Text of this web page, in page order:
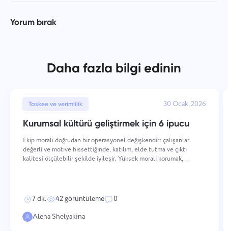
Yorum bırak
Daha fazla bilgi edinin
Taskee ve verimlilik 30 Ocak, 2026
Kurumsal kültürü geliştirmek için 6 ipucu
Ekip morali doğrudan bir operasyonel değişkendir: çalışanlar
değerli ve motive hissettiğinde, katılım, elde tutma ve çıktı
kalitesi ölçülebilir şekilde iyileşir. Yüksek morali korumak,
7 dk. 42 görüntüleme
0
Alena Shelyakina